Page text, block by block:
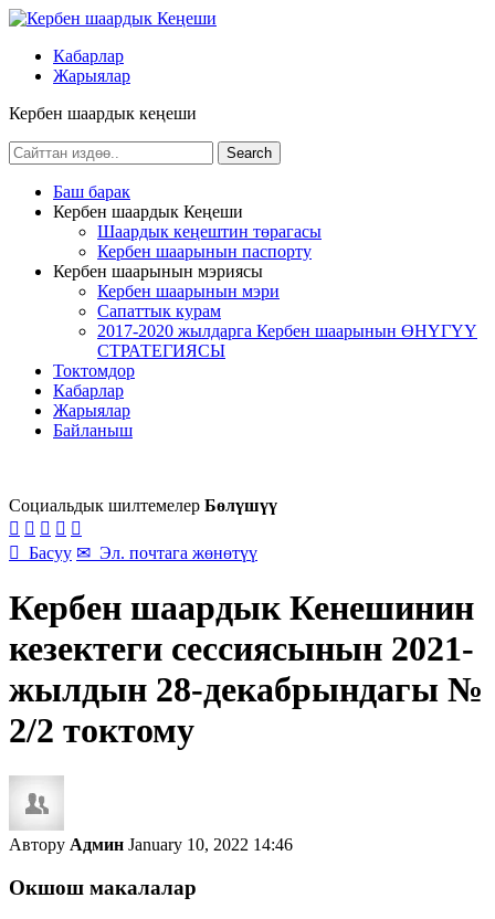
Кабарлар
Жарыялар
Кербен шаардык кеңеши
Баш барак
Кербен шаардык Кеңеши
Шаардык кеңештин төрагасы
Кербен шаарынын паспорту
Кербен шаарынын мэриясы
Кербен шаарынын мэри
Сапаттык курам
2017-2020 жылдарга Кербен шаарынын ӨНҮГҮҮ
СТРАТЕГИЯСЫ
Токтомдор
Кабарлар
Жарыялар
Байланыш
Социальдык шилтемелер Бөлүшүү
    
 Басуу ✉ Эл. почтага жөнөтүү
Кербен шаардык Кенешинин
кезектеги сессиясынын 2021-
жылдын 28-декабрындагы №
2/2 токтому
Автору Админ January 10, 2022 14:46
Окшош макалалар